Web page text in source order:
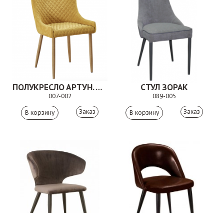
ПОЛУКРЕСЛО АРТУН. 007-002
007-002
Заказ
СТУЛ ЗОРАК
089-005
Заказ